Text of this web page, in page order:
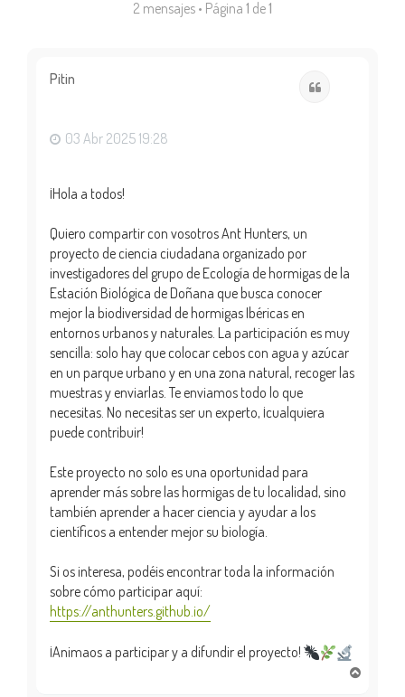
2 mensajes • Página 1 de1
Pitin
03 Abr 2025 19:28
¡Hola a todos!
Quiero compartir con vosotros Ant Hunters, un
proyecto de ciencia ciudadana organizado por
investigadores del grupo de Ecología de hormigas de la
Estación Biológica de Doñana que busca conocer
mejor la biodiversidad de hormigas Ibéricas en
entornos urbanos y naturales. La participación es muy
sencilla: solo hay que colocar cebos con agua y azúcar
en un parque urbano y en una zona natural, recoger las
muestras y enviarlas. Te enviamos todo lo que
necesitas. No necesitas ser un experto, ¡cualquiera
puede contribuir!
Este proyecto no solo es una oportunidad para
aprender más sobre las hormigas de tu localidad, sino
también aprender a hacer ciencia y ayudar a los
científicos a entender mejor su biología.
Si os interesa, podéis encontrar toda la información
sobre cómo participar aquí:
https://anthunters.github.io/
¡Animaos a participar y a difundir el proyecto!